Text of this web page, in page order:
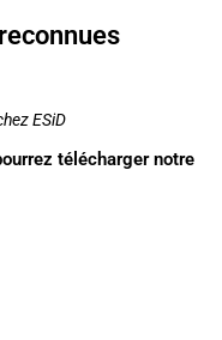
ESiD
télécharger notre